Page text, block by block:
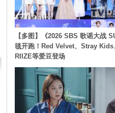
【多图】《2026 SBS 歌谣大战
毯开跑！Red Velvet、Stray Kids
RIIZE等爱豆登场